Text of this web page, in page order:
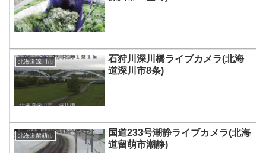
北海道深川市
石狩川深川橋ライブカメラ(北海
道深川市8条)
北海道留萌市
国道233号潮静ライブカメラ(北海
道留萌市潮静)